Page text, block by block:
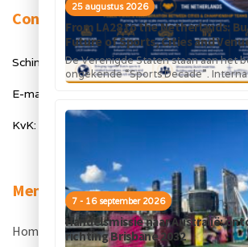
25 augustus 2026
From LA28 to the Netherlands:
Future of Sports, Cities and
De Verenigde Staten staan aan het
ongekende “Sports Decade”.
topsportevenementen en grote
7 - 16 september 2026
Handelsmissie naar Australië:
richting Brisbane 2032
Contact
Schimmelt 40, 5611 ZX Eindhoven
E-mail: info@orangesportsforum.com
KvK: 50334905
Menu
Home